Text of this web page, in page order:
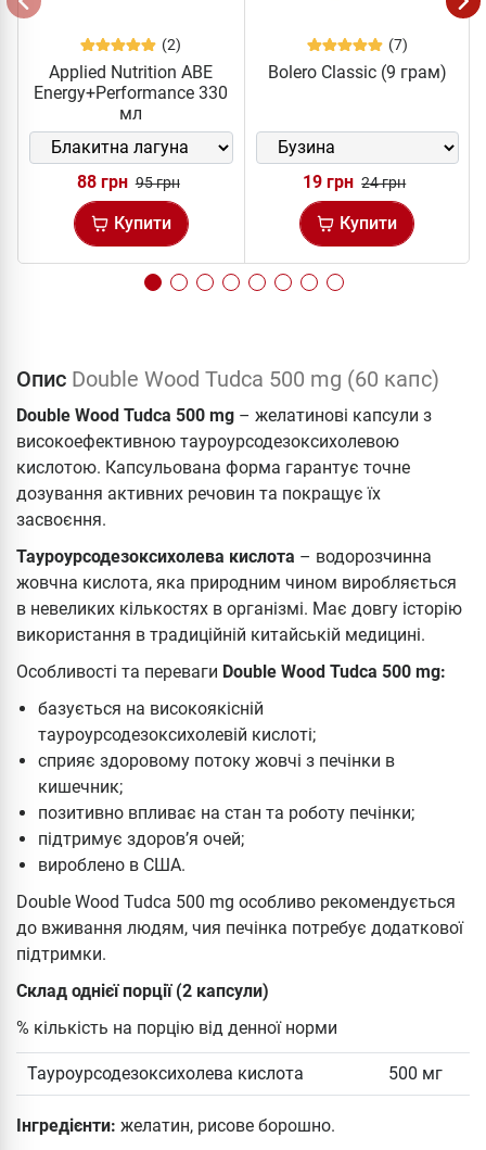
(2)
Applied Nutrition ABE
Energy+Performance 330
мл
88 грн 95 грн
Купити
(7)
Bolero Classic (9 грам)
19 грн 24 грн
Купити
Опис Double Wood Tudca 500 mg (60 капс)
Double Wood Tudca 500 mg – желатинові капсули з
високоефективною тауроурсодезоксихолевою
кислотою. Капсульована форма гарантує точне
дозування активних речовин та покращує їх
засвоєння.
Тауроурсодезоксихолева кислота – водорозчинна
жовчна кислота, яка природним чином виробляється
в невеликих кількостях в організмі. Має довгу історію
використання в традиційній китайській медицині.
Особливості та переваги Double Wood Tudca 500 mg:
базується на високоякісній
тауроурсодезоксихолевій кислоті;
сприяє здоровому потоку жовчі з печінки в
кишечник;
позитивно впливає на стан та роботу печінки;
підтримує здоров’я очей;
вироблено в США.
Double Wood Tudca 500 mg особливо рекомендується
до вживання людям, чия печінка потребує додаткової
підтримки.
Склад однієї порції (2 капсули)
% кількість на порцію від денної норми
Тауроурсодезоксихолева кислота 500 мг
Інгредієнти: желатин, рисове борошно.